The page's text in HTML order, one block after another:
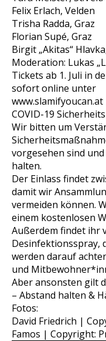
Felix Erlach, Velden
Trisha Radda, Graz
Florian Supé, Graz
Birgit „Akitas“
Moderation: Lukas
Tickets ab 1. Juli in
sofort online unter
www.slamifyoucan.at
COVID-19
Wir bitten um
vorgesehen sind
halten.
Der Einlass findet
damit wir
vermeiden können.
einem kostenlosen
Außerdem findet ihr
Desinfektionsspray,
werden darauf
und
Aber ansonsten gilt
– Abstand halten &
Fotos:
David Friedrich |
Famos | Copyright: